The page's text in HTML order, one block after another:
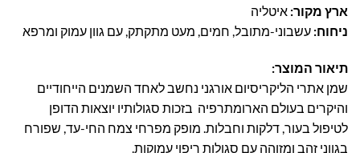
ארץ מקור: איטליה
ניחוח: עשבוני-מתובל, חמים, מעט מתקתק, עם גוון עמוק ומרפא
תיאור המוצר:
שמן אתרי הליקריסיום אורגני נחשב לאחד השמנים הייחודיים
והיקרים בעולם הארומתרפיה בזכות סגולותיו יוצאות הדופן
לטיפול בעור, דלקות וחבלות. מופק מפרחי צמח החי-עד, שפורח
בגווני זהב ומזוהה עם סגולות ריפוי עמוקות.